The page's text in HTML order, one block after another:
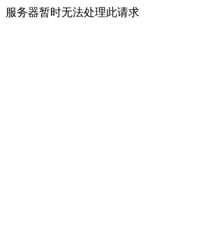
服务器暂时无法处理此请求